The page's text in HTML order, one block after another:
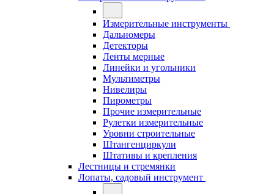
Измерительные инструменты
Дальномеры
Детекторы
Ленты мерные
Линейки и угольники
Мультиметры
Нивелиры
Пирометры
Прочие измерительные
Рулетки измерительные
Уровни строительные
Штангенциркули
Штативы и крепления
Лестницы и стремянки
Лопаты, садовый инструмент